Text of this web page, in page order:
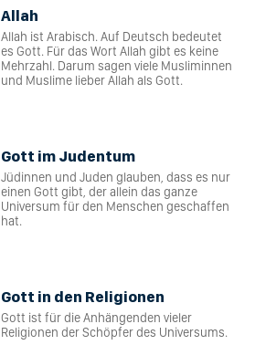
Allah
Allah ist Arabisch. Auf Deutsch bedeutet
es Gott. Für das Wort Allah gibt es keine
Mehrzahl. Darum sagen viele Musliminnen
und Muslime lieber Allah als Gott.
Gott im Judentum
Jüdinnen und Juden glauben, dass es nur
einen Gott gibt, der allein das ganze
Universum für den Menschen geschaffen
hat.
Gott in den Religionen
Gott ist für die Anhängenden vieler
Religionen der Schöpfer des Universums.